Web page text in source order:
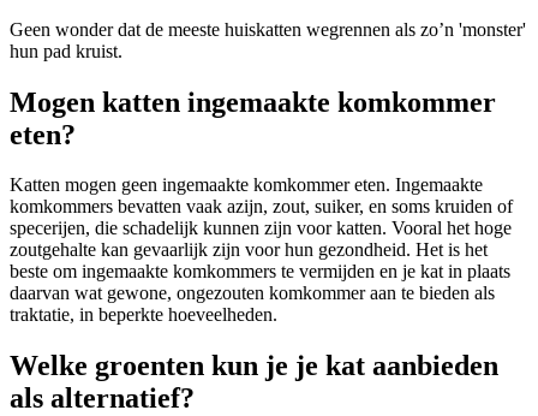
Geen wonder dat de meeste huiskatten wegrennen als zo’n 'monster'
hun pad kruist.
Mogen katten ingemaakte komkommer
eten?
Katten mogen geen ingemaakte komkommer eten. Ingemaakte
komkommers bevatten vaak azijn, zout, suiker, en soms kruiden of
specerijen, die schadelijk kunnen zijn voor katten. Vooral het hoge
zoutgehalte kan gevaarlijk zijn voor hun gezondheid. Het is het
beste om ingemaakte komkommers te vermijden en je kat in plaats
daarvan wat gewone, ongezouten komkommer aan te bieden als
traktatie, in beperkte hoeveelheden.
Welke groenten kun je je kat aanbieden
als alternatief?